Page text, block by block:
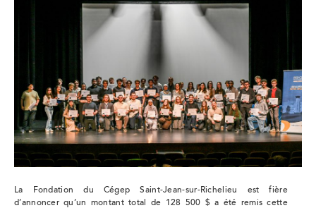
La Fondation du Cégep Saint-Jean-sur-Richelieu est fière
d’annoncer qu’un montant total de 128 500 $ a été remis cette